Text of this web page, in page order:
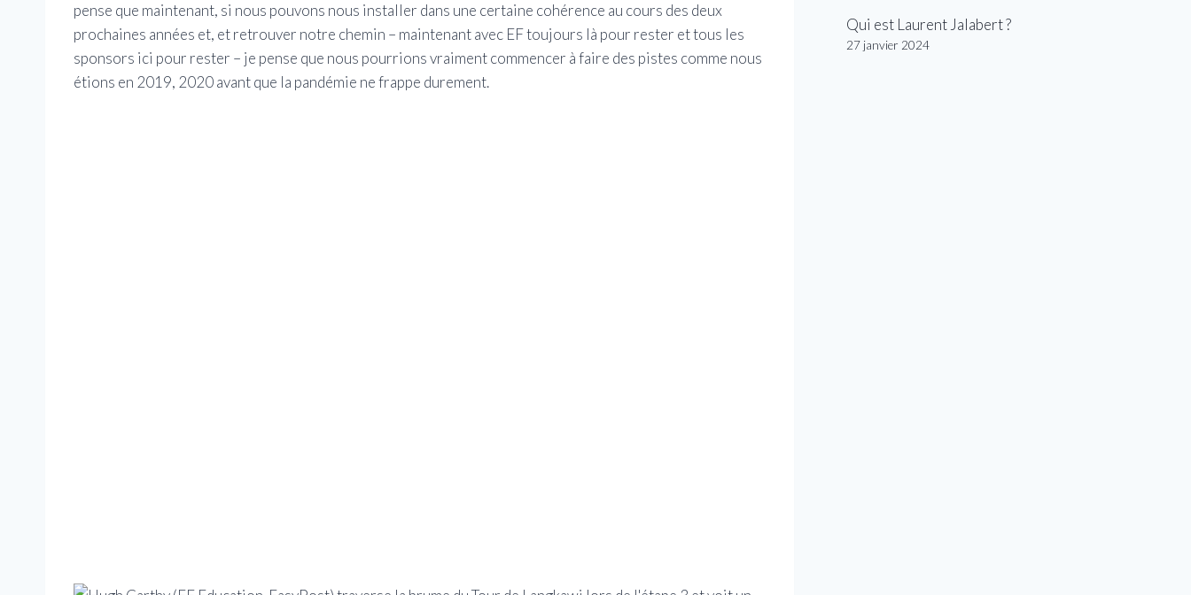
pense que maintenant, si nous pouvons nous installer dans une certaine cohérence au cours des deux
prochaines années et, et retrouver notre chemin – maintenant avec EF toujours là pour rester et tous les
sponsors ici pour rester – je pense que nous pourrions vraiment commencer à faire des pistes comme nous
étions en 2019, 2020 avant que la pandémie ne frappe durement.
Qui est Laurent Jalabert ?
27 janvier 2024